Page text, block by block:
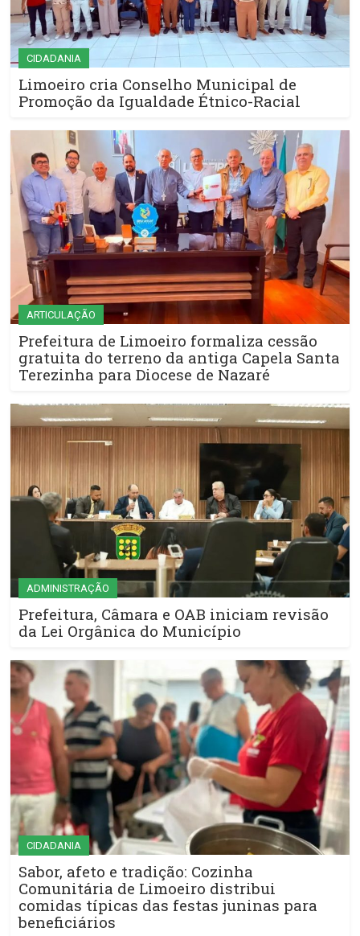
CIDADANIA
Limoeiro cria Conselho Municipal de
Promoção da Igualdade Étnico-Racial
ARTICULAÇÃO
Prefeitura de Limoeiro formaliza cessão
gratuita do terreno da antiga Capela Santa
Terezinha para Diocese de Nazaré
ADMINISTRAÇÃO
Prefeitura, Câmara e OAB iniciam revisão
da Lei Orgânica do Município
CIDADANIA
Sabor, afeto e tradição: Cozinha
Comunitária de Limoeiro distribui
comidas típicas das festas juninas para
beneficiários